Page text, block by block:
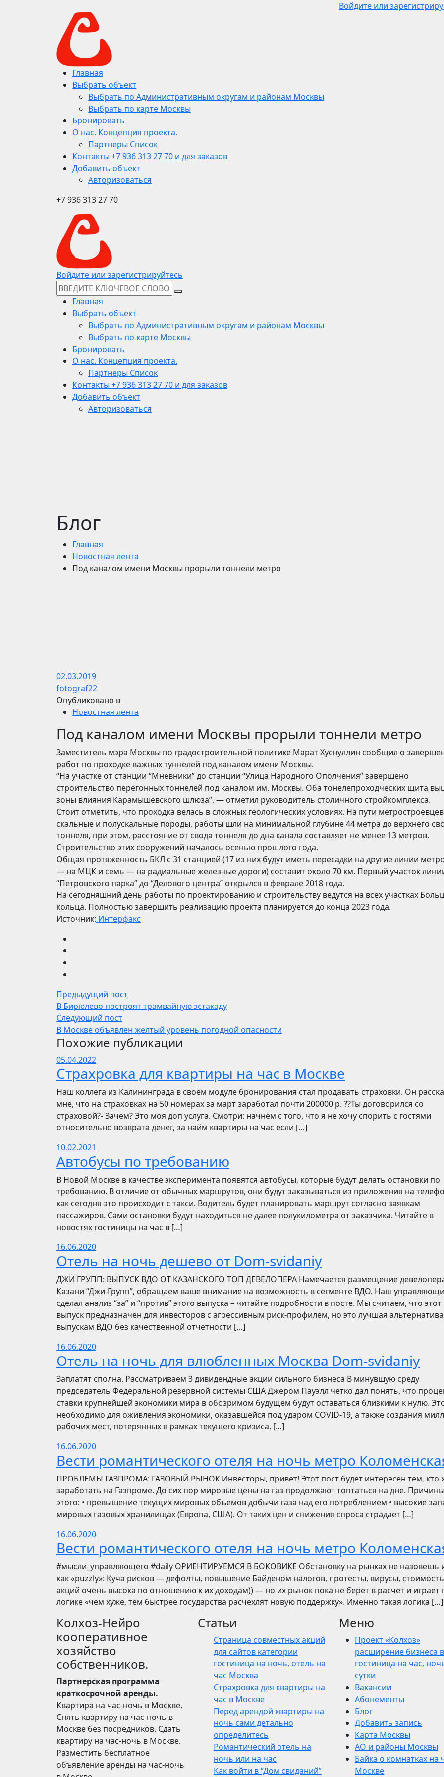
Войдите или
Главная
Выбрать объект
Выбрать по Административным округам и районам Москвы
Выбрать по карте Москвы
Бронировать
О нас. Концепция проекта.
Партнеры Список
Контакты +7 936 313 27 70 и для заказов
Добавить объект
Авторизоваться
+7 936 313 27 70
Войдите или зарегистрируйтесь
Главная
Выбрать объект
Выбрать по Административным округам и районам Москвы
Выбрать по карте Москвы
Бронировать
О нас. Концепция проекта.
Партнеры Список
Контакты +7 936 313 27 70 и для заказов
Добавить объект
Авторизоваться
Блог
Главная
Новостная лента
Под каналом имени Москвы прорыли тоннели метро
02.03.2019
fotograf22
Опубликовано в
Новостная лента
Под каналом имени Москвы прорыли тоннели метро
Заместитель мэра Москвы по градостроительной политике Марат Хуснуллин сообщил о
работ по проходке важных туннелей под каналом имени Москвы.
“На участке от станции “Мневники” до станции “Улица Народного Ополчения” завершено
строительство перегонных тоннелей под каналом им. Москвы. Оба тонелепроходческих щита
зоны влияния Карамышевского шлюза”, — отметил руководитель столичного стройкомплекса.
Стоит отметить, что проходка велась в сложных геологических условиях. На пути
скальные и полускальные породы, работы шли на минимальной глубине 44 метра до верхнего
тоннеля, при этом, расстояние от свода тоннеля до дна канала составляет не менее 13 метров.
Строительство этих сооружений началось осенью прошлого года.
Общая протяженность БКЛ с 31 станцией (17 из них будут иметь пересадки на другие линии
— на МЦК и семь — на радиальные железные дороги) составит около 70 км. Первый участок
“Петровского парка” до “Делового центра” открылся в феврале 2018 года.
На сегодняшний день работы по проектированию и строительству ведутся на всех участках
кольца. Полностью завершить реализацию проекта планируется до конца 2023 года.
Источник: Интерфакс
Предыдущий пост
В Бирюлево построят трамвайную эстакаду
Следующий пост
В Москве объявлен желтый уровень погодной опасности
Похожие публикации
05.04.2022
Страхровка для квартиры на час в Москве
Наш коллега из Калининграда в своём модуле бронирования стал продавать страховки. Он
мне, что на страховках на 50 номерах за март заработал почти 200000 р. ??Ты договорился со
страховой?- Зачем? Это моя доп услуга. Смотри: начнём с того, что я не хочу спорить с гостями
относительно возврата денег, за найм квартиры на час если […]
10.02.2021
Автобусы по требованию
В Новой Москве в качестве эксперимента появятся автобусы, которые будут делать остановки по
требованию. В отличие от обычных маршрутов, они будут заказываться из приложения на
как сегодня это происходит с такси. Водитель будет планировать маршрут согласно заявкам
пассажиров. Сами остановки будут находиться не далее полукилометра от заказчика. Читайте в
новостях гостиницы на час в […]
16.06.2020
Отель на ночь дешево от Dom-svidaniy
​​ДЖИ ГРУПП: ВЫПУСК ВДО ОТ КАЗАНСКОГО ТОП ДЕВЕЛОПЕРА Намечается размещение
Казани “Джи-Групп”, обращаем ваше внимание на возможность в сегменте ВДО. Наш
сделал анализ “за” и “против” этого выпуска – читайте подробности в посте. Мы считаем, что этот
выпуск предназначен для инвесторов с агрессивным риск-профилем, но это лучшая альтернатива
выпускам ВДО без качественной отчетности […]
16.06.2020
Отель на ночь для влюбленных Москва Dom-svidaniy
Заплатят сполна. Рассматриваем 3 дивидендные акции сильного бизнеса В минувшую среду
председатель Федеральной резервной системы США Джером Пауэлл четко дал понять, что
ставки крупнейшей экономики мира в обозримом будущем будут оставаться близкими к нулю.
необходимо для оживления экономики, оказавшейся под ударом COVID-19, а также создания
рабочих мест, потерянных в рамках текущего кризиса. […]
16.06.2020
Вести романтического отеля на ночь метро
ПРОБЛЕМЫ ГАЗПРОМА: ГАЗОВЫЙ РЫНОК Инвесторы, привет! Этот пост будет интересен тем, кто
заработать на Газпроме. До сих пор мировые цены на газ продолжают топтаться на дне. Причины
этого: • превышение текущих мировых объемов добычи газа над его потреблением • высокие
мировых газовых хранилищах (Европа, США). От таких цен и снижения спроса страдает […]
16.06.2020
Вести романтического отеля на ночь метро
​​#мысли_управляющего #daily ОРИЕНТИРУЕМСЯ В БОКОВИКЕ Обстановку на рынках не назовешь
как «puzzly»: Куча рисков — дефолты, повышение Байденом налогов, протесты, вирусы, стоимость
акций очень высока по отношению к их доходам)) — но их рынок пока не берет в расчет и играет
логике «чем хуже, тем быстрее государства расчехлят новую поддержку». Именно такая логика […]
Колхоз-Нейро
кооперативное
хозяйство
собственников.
Партнерская программа
краткосрочной аренды.
Квартира на час-ночь в Москве.
Снять квартиру на час-ночь в
Москве без посредников. Сдать
квартиру на час-ночь в Москве.
Разместить бесплатное
объявление аренды на час-ночь
Статьи
Страница совместных акций
для сайтов категории
гостиница на ночь, отель на
час Москва
Страхровка для квартиры на
час в Москве
Перед арендой квартиры на
ночь сами детально
определитесь
Романтический отель на
ночь или на час
Как войти в “Дом свиданий”
Меню
Проект «Колхоз»
расширение бизнеса
гостиница на час,
сутки
Вакансии
Абонементы
Блог
Добавить запись
Карта Москвы
АО и районы Москвы
Байка о комнатках на
Москве